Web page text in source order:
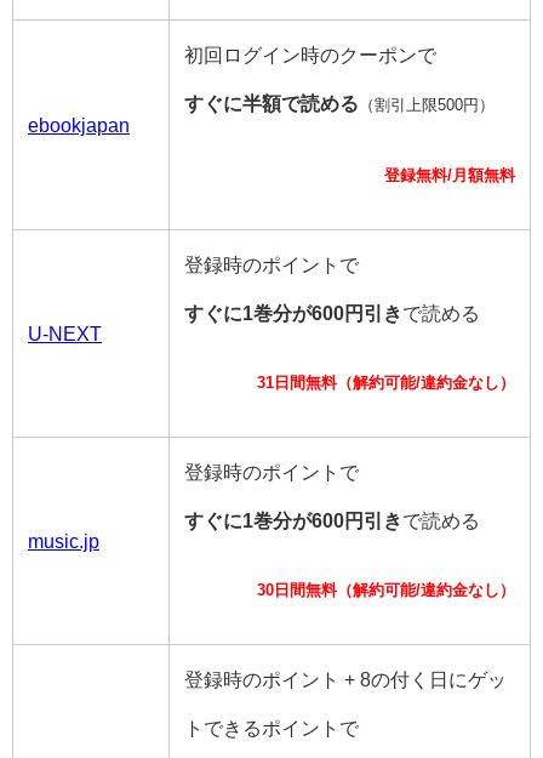
ebookjapan
初回ログイン時のクーポンで
すぐに半額で読める （割引上限500円）
登録無料/月額無料
U-NEXT
登録時のポイントで
すぐに1巻分が600円引きで読める
31日間無料（解約可能/違約金なし）
music.jp
登録時のポイントで
すぐに1巻分が600円引きで読める
30日間無料（解約可能/違約金なし）
登録時のポイント + 8の付く日にゲッ
トできるポイントで